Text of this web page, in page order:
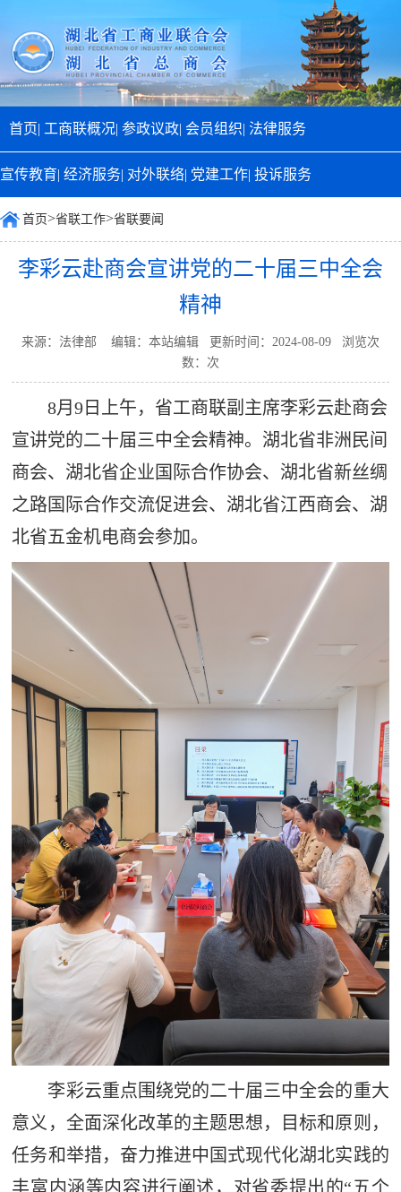
首页| 工商联概况| 参政议政| 会员组织| 法律服务
宣传教育| 经济服务| 对外联络| 党建工作| 投诉服务
首页>省联工作>省联要闻
李彩云赴商会宣讲党的二十届三中全会
精神
来源：法律部 编辑：本站编辑 更新时间：2024-08-09 浏览次
数： 次
8月9日上午，省工商联副主席李彩云赴商会
宣讲党的二十届三中全会精神。湖北省非洲民间
商会、湖北省企业国际合作协会、湖北省新丝绸
之路国际合作交流促进会、湖北省江西商会、湖
北省五金机电商会参加。
李彩云重点围绕党的二十届三中全会的重大
意义，全面深化改革的主题思想，目标和原则，
任务和举措，奋力推进中国式现代化湖北实践的
丰富内涵等内容进行阐述，对省委提出的“五个